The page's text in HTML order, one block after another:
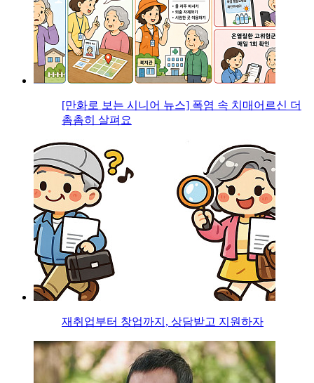
[만화로 보는 시니어 뉴스] 폭염 속 치매어르신 더
촘촘히 살펴요
재취업부터 창업까지, 상담받고 지원하자